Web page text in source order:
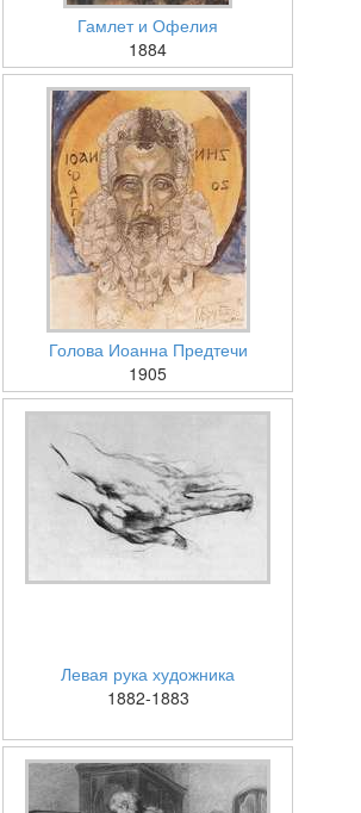
Гамлет и Офелия
1884
Голова Иоанна Предтечи
1905
Левая рука художника
1882-1883